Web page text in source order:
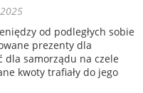
od podległych sobie
prezenty dla
dla samorządu na czele
kwoty trafiały do jego